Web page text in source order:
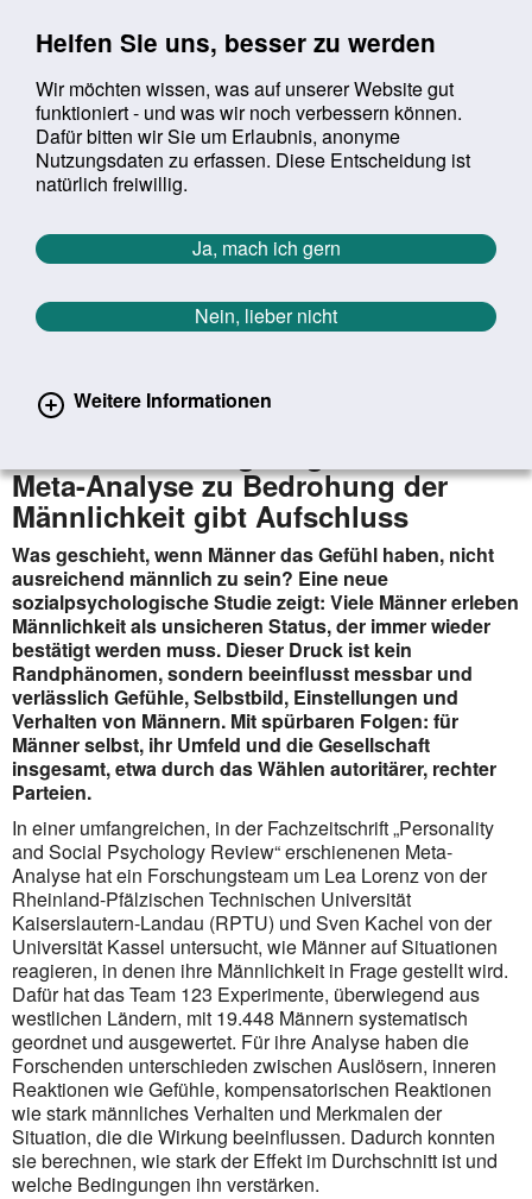
Helfen Sie uns, besser zu werden
Wir möchten wissen, was auf unserer Website gut
funktioniert - und was wir noch verbessern können.
Dafür bitten wir Sie um Erlaubnis, anonyme
Nutzungsdaten zu erfassen. Diese Entscheidung ist
natürlich freiwillig.
Ja, mach ich gern
Nein, lieber nicht
Weitere Informationen
Suchbegriff:
Sie befinden sich hier:
Startseite Aktuelles Aktuelle Meldungen
Aktuelle Meldungen
Zurück zur Übersicht erster
vorheriger
38/1627
Was passiert, wenn Männer sich
Meta-Analyse zu Bedrohung der
Männlichkeit gibt Aufschluss
Was geschieht, wenn Männer das Gefühl haben, nicht
ausreichend männlich zu sein? Eine neue
sozialpsychologische Studie zeigt: Viele Männer erleben
Männlichkeit als unsicheren Status, der immer wieder
bestätigt werden muss. Dieser Druck ist kein
Randphänomen, sondern beeinflusst messbar und
verlässlich Gefühle, Selbstbild, Einstellungen und
Verhalten von Männern. Mit spürbaren Folgen: für
Männer selbst, ihr Umfeld und die Gesellschaft
insgesamt, etwa durch das Wählen autoritärer, rechter
Parteien.
In einer umfangreichen, in der Fachzeitschrift „Personality
and Social Psychology Review“ erschienenen Meta-
Analyse hat ein Forschungsteam um Lea Lorenz von der
Rheinland-Pfälzischen Technischen Universität
Kaiserslautern-Landau (RPTU) und Sven Kachel von der
Universität Kassel untersucht, wie Männer auf Situationen
reagieren, in denen ihre Männlichkeit in Frage gestellt wird.
Dafür hat das Team 123 Experimente, überwiegend aus
westlichen Ländern, mit 19.448 Männern systematisch
geordnet und ausgewertet. Für ihre Analyse haben die
Forschenden unterschieden zwischen Auslösern, inneren
Reaktionen wie Gefühle, kompensatorischen Reaktionen
wie stark männliches Verhalten und Merkmalen der
Situation, die die Wirkung beeinflussen. Dadurch konnten
sie berechnen, wie stark der Effekt im Durchschnitt ist und
welche Bedingungen ihn verstärken.